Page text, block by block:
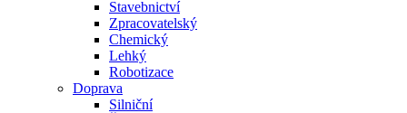
Stavebnictví
Zpracovatelský
Chemický
Lehký
Robotizace
Doprava
Silniční